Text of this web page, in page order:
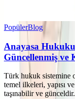
PopülerBlog
Anayasa
Güncellenmiş ve
Türk hukuk sistemine
temel ilkeleri, yapısı
taşınabilir ve günceldir.